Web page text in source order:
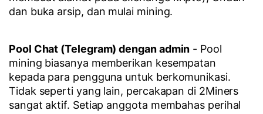
dan buka arsip, dan mulai mining.
Pool Chat (Telegram) dengan admin - Pool
mining biasanya memberikan kesempatan
kepada para pengguna untuk berkomunikasi.
Tidak seperti yang lain, percakapan di 2Miners
sangat aktif. Setiap anggota membahas perihal